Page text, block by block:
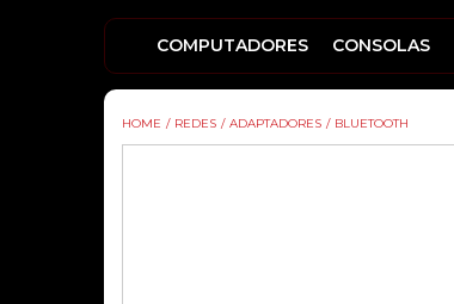
COMPUTADORES CONSOLAS
HOME / REDES / ADAPTADORES / BLUETOOTH